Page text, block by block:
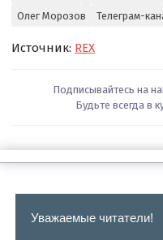
Олег Морозов
Телеграм-
Источник: REX
Подписывайтесь на
Будьте всегда в
Уважаемые читатели!